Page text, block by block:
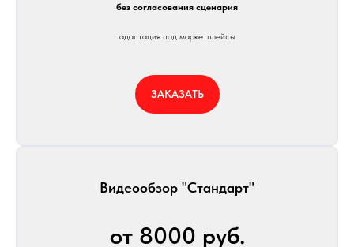
без согласования сценария
адаптация под маркетплейсы
ЗАКАЗАТЬ
Видеообзор "Стандарт"
от 8000 руб.